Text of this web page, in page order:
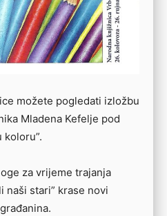
možete pogledati izložbu
Mladena Kefelje pod
koloru”.
za vrijeme trajanja
naši stari” krase novi